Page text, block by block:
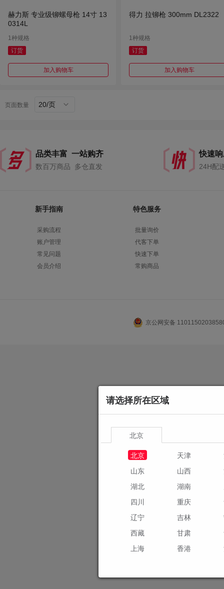
赫力斯 专业级铆螺母枪 14寸 13
0314L
1种规格
订货
加入购物车
得力 拉铆枪 300mm DL2322
1种规格
订货
加入购物车
页面数量 20/页
品类丰富 一站购齐
数百万商品 多仓直发
快速
24H配
新手指南
采购流程
账户管理
常见问题
会员介绍
特色服务
批量询价
代客下单
快速下单
常购商品
京公网安备
请选择所在区域
北京
北京
天津
山东
山西
湖北
湖南
四川
重庆
辽宁
吉林
西藏
甘肃
上海
香港